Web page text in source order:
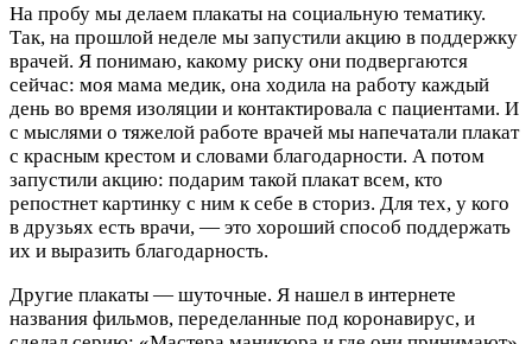
На пробу мы делаем плакаты на социальную тематику.
Так, на прошлой неделе мы запустили акцию в поддержку
врачей. Я понимаю, какому риску они подвергаются
сейчас: моя мама медик, она ходила на работу каждый
день во время изоляции и контактировала с пациентами. И
с мыслями о тяжелой работе врачей мы напечатали плакат
с красным крестом и словами благодарности. А потом
запустили акцию: подарим такой плакат всем, кто
репостнет картинку с ним к себе в сториз. Для тех, у кого
в друзьях есть врачи, — это хороший способ поддержать
их и выразить благодарность.
Другие плакаты — шуточные. Я нашел в интернете
названия фильмов, переделанные под коронавирус, и